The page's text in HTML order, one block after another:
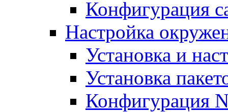
Конфигурация
Настройка
Установка и
Установка
Конфигурация